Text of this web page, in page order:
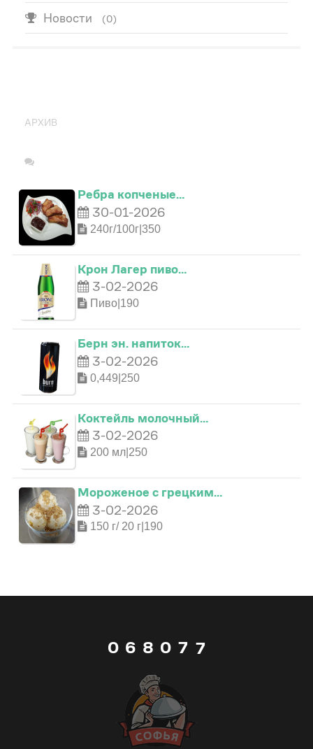
Новости (0)
АРХИВ
Ребра копченые…
30-01-2026
240г/100г|350
Крон Лагер пиво…
3-02-2026
Пиво|190
Берн эн. напиток…
3-02-2026
0,449|250
Коктейль молочный…
3-02-2026
200 мл|250
Мороженое с грецким…
3-02-2026
150 г/ 20 г|190
0
1
2
3
6
8
1
3
4
5
8
9
_
0
1
2
0
3
7
9
1
3
7